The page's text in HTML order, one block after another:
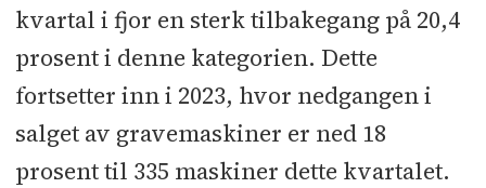
kvartal i fjor en sterk tilbakegang på 20,4
prosent i denne kategorien. Dette
fortsetter inn i 2023, hvor nedgangen i
salget av gravemaskiner er ned 18
prosent til 335 maskiner dette kvartalet.